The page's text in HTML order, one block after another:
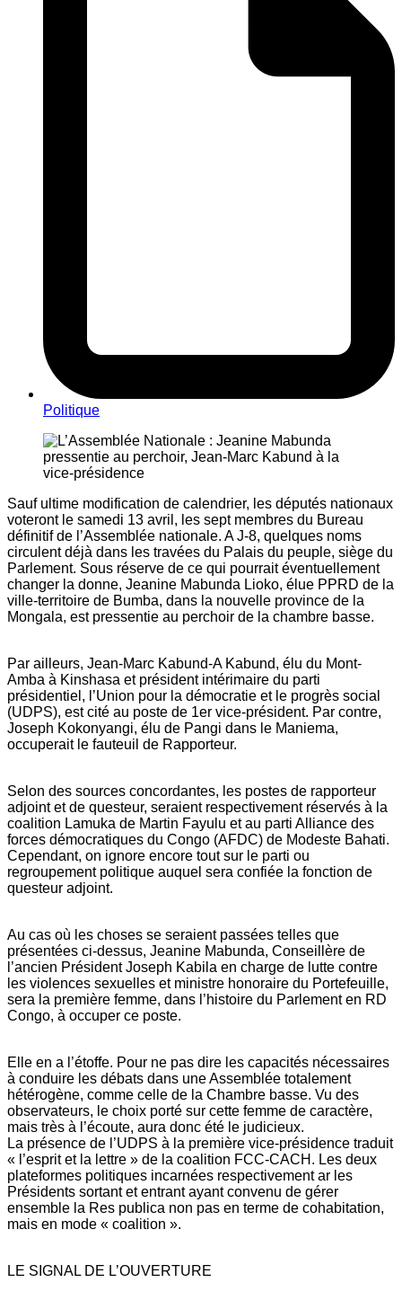
Politique
Sauf ultime modification de calendrier, les députés nationaux
voteront le samedi 13 avril, les sept membres du Bureau
définitif de l’Assemblée nationale. A J-8, quelques noms
circulent déjà dans les travées du Palais du peuple, siège du
Parlement. Sous réserve de ce qui pourrait éventuellement
changer la donne, Jeanine Mabunda Lioko, élue PPRD de la
ville-territoire de Bumba, dans la nouvelle province de la
Mongala, est pressentie au perchoir de la chambre basse.
Par ailleurs, Jean-Marc Kabund-A Kabund, élu du Mont-
Amba à Kinshasa et président intérimaire du parti
présidentiel, l’Union pour la démocratie et le progrès social
(UDPS), est cité au poste de 1er vice-président. Par contre,
Joseph Kokonyangi, élu de Pangi dans le Maniema,
occuperait le fauteuil de Rapporteur.
Selon des sources concordantes, les postes de rapporteur
adjoint et de questeur, seraient respectivement réservés à la
coalition Lamuka de Martin Fayulu et au parti Alliance des
forces démocratiques du Congo (AFDC) de Modeste Bahati.
Cependant, on ignore encore tout sur le parti ou
regroupement politique auquel sera confiée la fonction de
questeur adjoint.
Au cas où les choses se seraient passées telles que
présentées ci-dessus, Jeanine Mabunda, Conseillère de
l’ancien Président Joseph Kabila en charge de lutte contre
les violences sexuelles et ministre honoraire du Portefeuille,
sera la première femme, dans l’histoire du Parlement en RD
Congo, à occuper ce poste.
Elle en a l’étoffe. Pour ne pas dire les capacités nécessaires
à conduire les débats dans une Assemblée totalement
hétérogène, comme celle de la Chambre basse. Vu des
observateurs, le choix porté sur cette femme de caractère,
mais très à l’écoute, aura donc été le judicieux.
La présence de l’UDPS à la première vice-présidence traduit
« l’esprit et la lettre » de la coalition FCC-CACH. Les deux
plateformes politiques incarnées respectivement ar les
Présidents sortant et entrant ayant convenu de gérer
ensemble la Res publica non pas en terme de cohabitation,
mais en mode « coalition ».
LE SIGNAL DE L’OUVERTURE